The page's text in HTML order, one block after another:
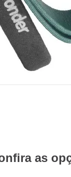
as